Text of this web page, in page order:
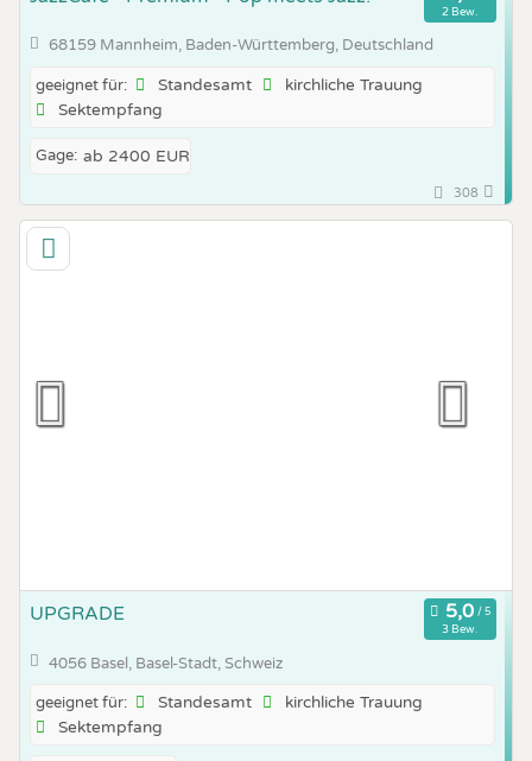
2 Bew.
68159 Mannheim, Baden-Württemberg, Deutschland
geeignet für: Standesamt
kirchliche Trauung
Sektempfang
Gage: ab 2400 EUR
308
UPGRADE
3 Bew.
4056 Basel, Basel-Stadt, Schweiz
geeignet für: Standesamt
kirchliche Trauung
Sektempfang